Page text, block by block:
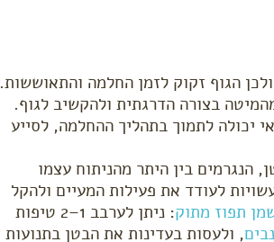
הגוף זקוק לזמן החלמה והתאוששות.
בצורה הדרגתית ולהקשיב לגוף.
יכולה לתמוך בתהליך ההחלמה, לסייע
הנגרמים בין היתר מהניתוח עצמו
לעודד את פעילות המעיים ולהקל
תפוז מתוק
: ניתן לערבב 1–2 טיפות
, ולעסות בעדינות את הבטן בתנועות